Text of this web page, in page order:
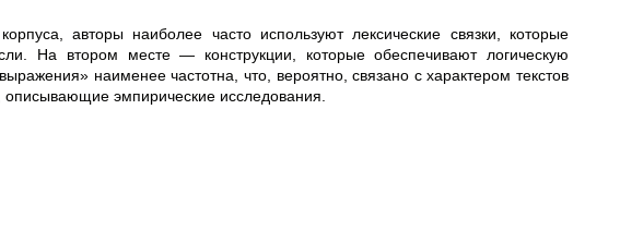
авторы наиболее часто используют лексические связки, которые
На втором месте— конструкции, которые обеспечивают логическую
наименее частотна, что, вероятно, связано с характером текстов
эмпирические исследования.